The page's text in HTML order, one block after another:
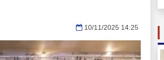
10/11/2025 14:25